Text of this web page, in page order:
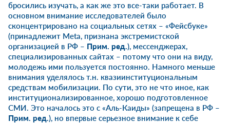
бросились изучать, а как же это все-таки работает. В
основном внимание исследователей было
сконцентрировано на социальных сетях – «Фейсбуке»
(принадлежит Meta, признана экстремистской
организацией в РФ – Прим. ред.), мессенджерах,
специализированных сайтах – потому что они на виду,
молодежь ими пользуется постоянно. Намного меньше
внимания уделялось т.н. квазиинституциональным
средствам мобилизации. По сути, это не что иное, как
институционализированное, хорошо подготовленное
СМИ. Это началось это с «Аль-Каиды» (запрещена в РФ –
Прим. ред.), но впервые серьезное внимание к себе